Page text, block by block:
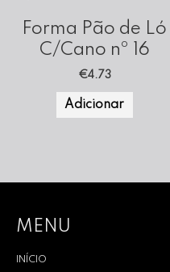
Forma Pão de Ló
C/Cano nº 16
€4.73
Adicionar
MENU
INÍCIO